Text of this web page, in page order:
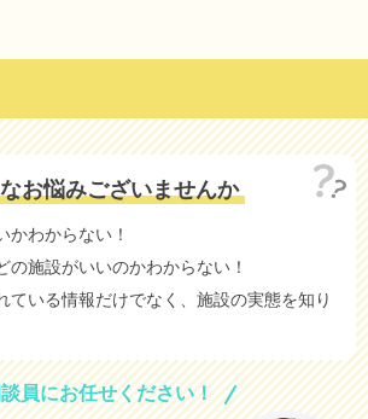
お悩みございませんか
かわからない！
の施設がいいのかわからない！
ている情報だけでなく、施設の実態を知り
員にお任せください！